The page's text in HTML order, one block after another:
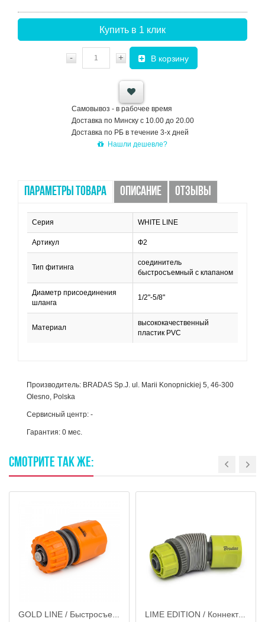
Купить в 1 клик
- + В корзину
Самовывоз - в рабочее время
Доставка по Минску с 10.00 до 20.00
Доставка по РБ в течение 3-х дней
Нашли дешевле?
ПАРАМЕТРЫ ТОВАРА ОПИСАНИЕ ОТЗЫВЫ
Серия WHITE LINE
Артикул Ф2
Тип фитинга
соединитель
быстросъемный с клапаном
Диаметр присоединения
шланга
1/2"-5/8"
Материал
высококачественный
пластик PVC
Производитель: BRADAS Sp.J. ul. Marii Konopnickiej 5, 46-300
Olesno, Polska
Сервисный центр: -
Гарантия: 0 мес.
СМОТРИТЕ ТАКЖЕ:
GOLD LINE / Быстросъемный соединитель AUTOSTOP 1/2"-5/8" (с обратным клапаном), Bradas GL5810 LIME EDITION / Коннектор с регулировкой угла наклона на шланг 1/2", BRADAS LE-02122K (Ф38)